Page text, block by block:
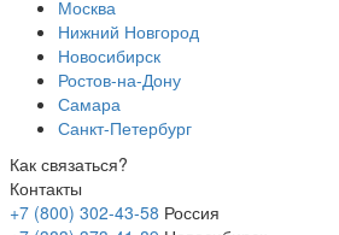
Москва
Нижний Новгород
Новосибирск
Ростов-на-Дону
Самара
Санкт-Петербург
Как связаться?
Контакты
+7 (800) 302-43-58 Россия